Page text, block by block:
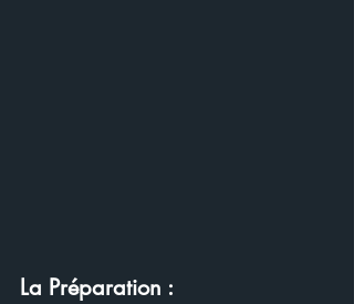
La Préparation :